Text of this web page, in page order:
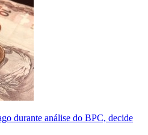
durante análise do BPC, decide